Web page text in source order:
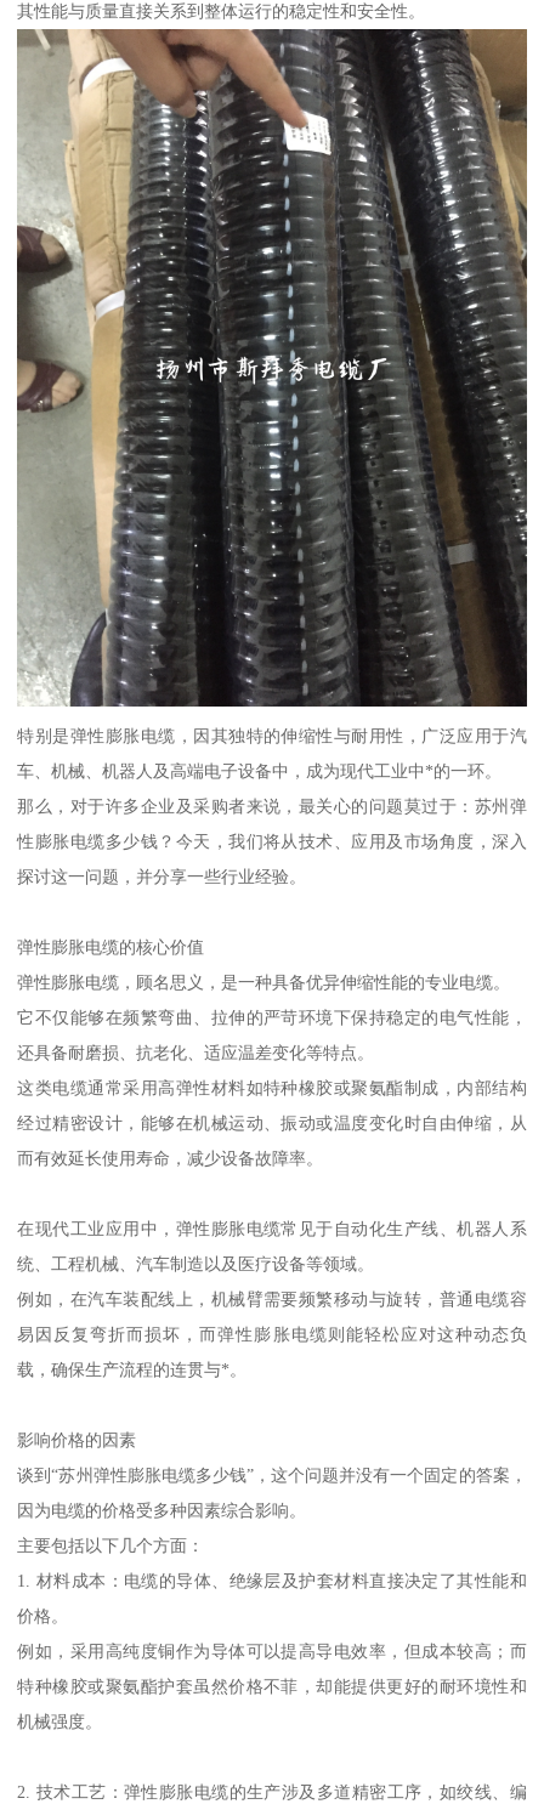
其性能与质量直接关系到整体运行的稳定性和安全性。
特别是弹性膨胀电缆，因其独特的伸缩性与耐用性，广泛应用于汽
车、机械、机器人及高端电子设备中，成为现代工业中*的一环。
那么，对于许多企业及采购者来说，最关心的问题莫过于：苏州弹
性膨胀电缆多少钱？今天，我们将从技术、应用及市场角度，深入
探讨这一问题，并分享一些行业经验。
弹性膨胀电缆的核心价值
弹性膨胀电缆，顾名思义，是一种具备优异伸缩性能的专业电缆。
它不仅能够在频繁弯曲、拉伸的严苛环境下保持稳定的电气性能，
还具备耐磨损、抗老化、适应温差变化等特点。
这类电缆通常采用高弹性材料如特种橡胶或聚氨酯制成，内部结构
经过精密设计，能够在机械运动、振动或温度变化时自由伸缩，从
而有效延长使用寿命，减少设备故障率。
在现代工业应用中，弹性膨胀电缆常见于自动化生产线、机器人系
统、工程机械、汽车制造以及医疗设备等领域。
例如，在汽车装配线上，机械臂需要频繁移动与旋转，普通电缆容
易因反复弯折而损坏，而弹性膨胀电缆则能轻松应对这种动态负
载，确保生产流程的连贯与*。
影响价格的因素
谈到“苏州弹性膨胀电缆多少钱”，这个问题并没有一个固定的答案，
因为电缆的价格受多种因素综合影响。
主要包括以下几个方面：
1. 材料成本：电缆的导体、绝缘层及护套材料直接决定了其性能和
价格。
例如，采用高纯度铜作为导体可以提高导电效率，但成本较高；而
特种橡胶或聚氨酯护套虽然价格不菲，却能提供更好的耐环境性和
机械强度。
2. 技术工艺：弹性膨胀电缆的生产涉及多道精密工序，如绞线、编